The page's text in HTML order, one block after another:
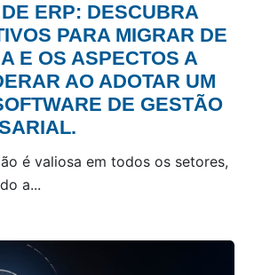
ERP: DESCUBRA
PARA MIGRAR DE
E OS ASPECTOS A
AO ADOTAR UM
DE GESTÃO
é valiosa em todos os setores,
a...